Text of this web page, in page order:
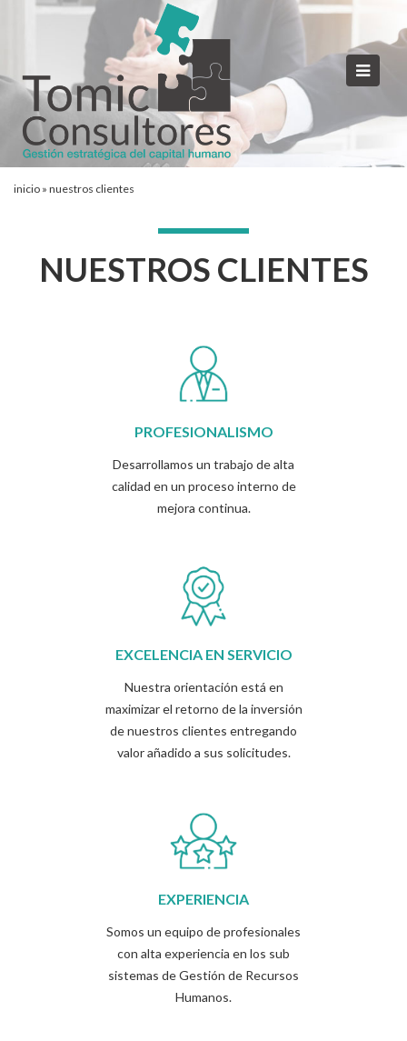
inicio » nuestros clientes
NUESTROS CLIENTES
PROFESIONALISMO
Desarrollamos un trabajo de alta
calidad en un proceso interno de
mejora continua.
EXCELENCIA EN SERVICIO
Nuestra orientación está en
maximizar el retorno de la inversión
de nuestros clientes entregando
valor añadido a sus solicitudes.
EXPERIENCIA
Somos un equipo de profesionales
con alta experiencia en los sub
sistemas de Gestión de Recursos
Humanos.